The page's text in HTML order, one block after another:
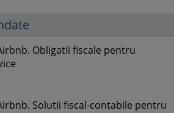
Obligatii fiscale pentru
Solutii fiscal-contabile pentru